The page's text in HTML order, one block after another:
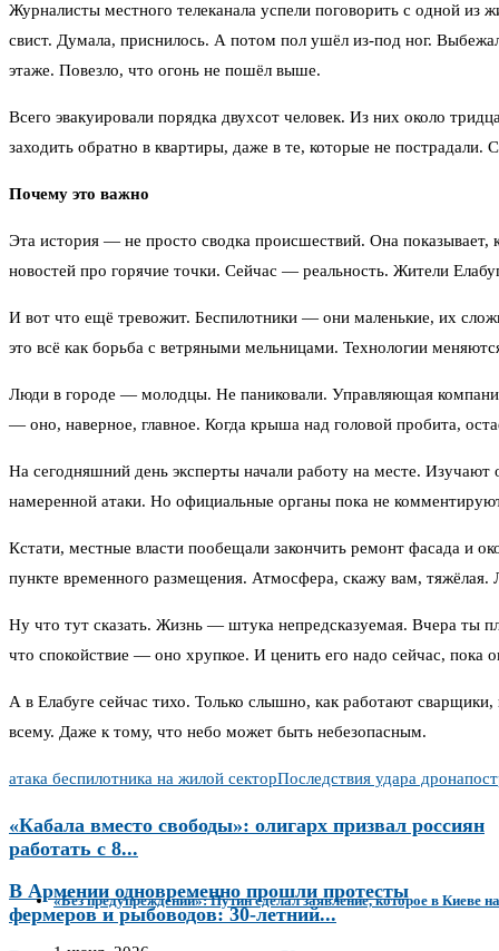
Журналисты местного телеканала успели поговорить с одной
свист. Думала, приснилось. А потом пол ушёл из-под ног.
этаже. Повезло, что огонь не пошёл выше.
Всего эвакуировали порядка двухсот человек. Из них около
заходить обратно в квартиры, даже в те, которые не
Почему это важно
Эта история — не просто сводка происшествий. Она показывает,
новостей про горячие точки. Сейчас — реальность. Жители
И вот что ещё тревожит. Беспилотники — они маленькие, их
это всё как борьба с ветряными мельницами. Технологии
Люди в городе — молодцы. Не паниковали. Управляющая компания
— оно, наверное, главное. Когда крыша над головой пробита,
На сегодняшний день эксперты начали работу на месте.
намеренной атаки. Но официальные органы пока не
Кстати, местные власти пообещали закончить ремонт фасада и
пункте временного размещения. Атмосфера, скажу вам, тяжёлая.
Ну что тут сказать. Жизнь — штука непредсказуемая. Вчера ты
что спокойствие — оно хрупкое. И ценить его надо сейчас, пока
А в Елабуге сейчас тихо. Только слышно, как работают
всему. Даже к тому, что небо может быть небезопасным.
атака беспилотника на жилой секторПоследствия удара дрона
«Кабала вместо свободы»: олигарх призвал россиян
работать с 8...
В Армении одновременно прошли протесты
фермеров и рыбоводов: 30-летний...
«Без предупреждений»: Путин сделал заявление, которое в Киеве